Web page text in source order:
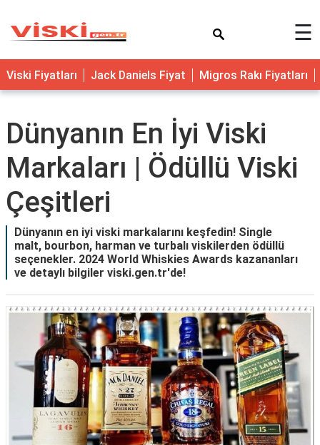
☰
Viski Fiyatları Jack Daniels Fiyat Migros Rakı Fiyatları
Dünyanın En İyi Viski
Markaları | Ödüllü Viski
Çeşitleri
Dünyanın en iyi viski markalarını keşfedin! Single
malt, bourbon, harman ve turbalı viskilerden ödüllü
seçenekler. 2024 World Whiskies Awards kazananları
ve detaylı bilgiler viski.gen.tr'de!